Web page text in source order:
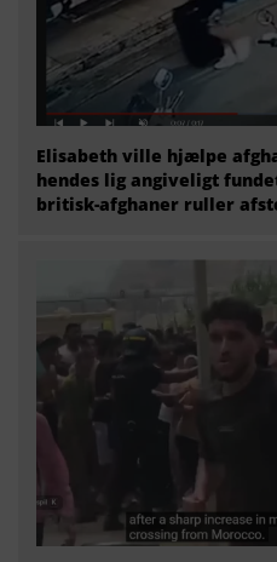
Elisabeth ville hjælpe
hendes lig angiveligt
britisk-afghaner ruller